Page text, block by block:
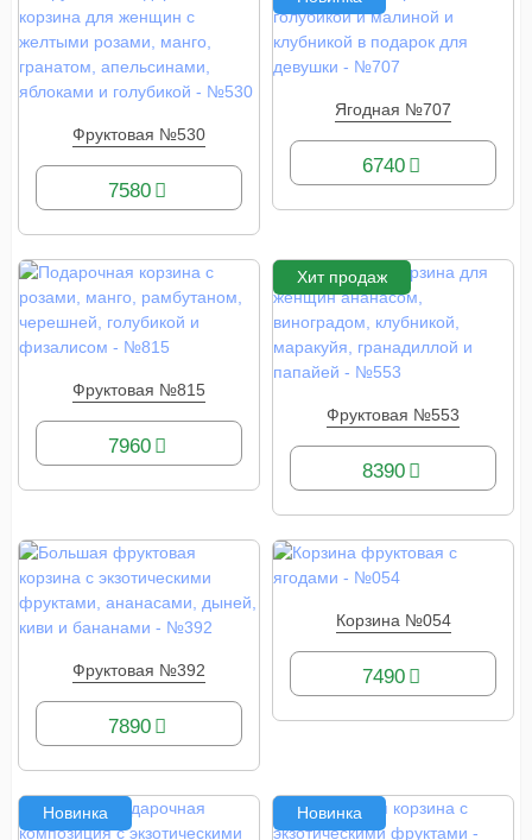
Фруктовая №530
КУПИТЬ
7580
Ягодная №707
КУПИТЬ
6740
Фруктовая №815
КУПИТЬ
7960
Хит продаж
Фруктовая №553
КУПИТЬ
8390
Фруктовая №392
КУПИТЬ
7890
Корзина №054
КУПИТЬ
7490
Новинка Новинка